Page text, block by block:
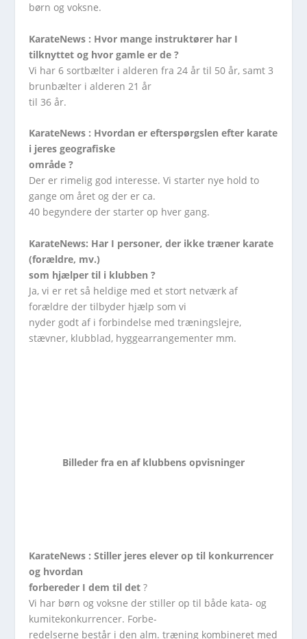
børn og voksne.
KarateNews : Hvor mange instruktører har I
tilknyttet og hvor gamle er de ?
Vi har 6 sortbælter i alderen fra 24 år til 50 år, samt 3
brunbælter i alderen 21 år
til 36 år.
KarateNews : Hvordan er efterspørgslen efter karate
i jeres geografiske
område ?
Der er rimelig god interesse. Vi starter nye hold to
gange om året og der er ca.
40 begyndere der starter op hver gang.
KarateNews: Har I personer, der ikke træner karate
(forældre, mv.)
som hjælper til i klubben ?
Ja, vi er ret så heldige med et stort netværk af
forældre der tilbyder hjælp som vi
nyder godt af i forbindelse med træningslejre,
stævner, klubblad, hyggearrangementer mm.
Billeder fra en af klubbens opvisninger
KarateNews : Stiller jeres elever op til konkurrencer
og hvordan
forbereder I dem til det ?
Vi har børn og voksne der stiller op til både kata- og
kumitekonkurrencer. Forbe-
redelserne består i den alm. træning kombineret med